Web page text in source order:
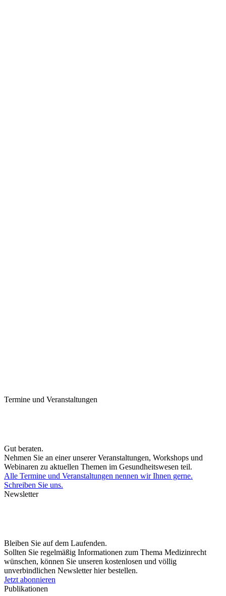
Termine und Veranstaltungen
Gut beraten.
Nehmen Sie an einer unserer Veranstaltungen, Workshops und
Webinaren zu aktuellen Themen im Gesundheitswesen teil.
Alle Termine und Veranstaltungen nennen wir Ihnen gerne.
Schreiben Sie uns.
Newsletter
Bleiben Sie auf dem Laufenden.
Sollten Sie regelmäßig Informationen zum Thema Medizinrecht
wünschen, können Sie unseren kostenlosen und völlig
unverbindlichen Newsletter hier bestellen.
Jetzt abonnieren
Publikationen